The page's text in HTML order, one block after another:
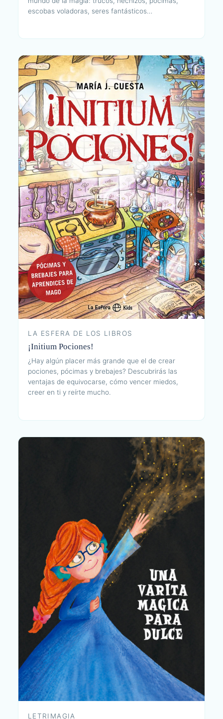
escobas voladoras, seres fantásticos…
LA ESFERA DE LOS LIBROS
¡Initium Pociones!
¿Hay algún placer más grande que el de crear
pociones, pócimas y brebajes? Descubrirás las
ventajas de equivocarse, cómo vencer miedos,
creer en ti y reírte mucho.
LETRIMAGIA